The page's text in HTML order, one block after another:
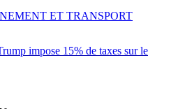
impose 15% de taxes sur le
ET TRANSPORT